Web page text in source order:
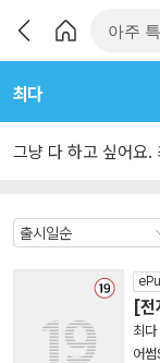
최다
그냥 다 하고 싶어요.
[전
최다
어썸